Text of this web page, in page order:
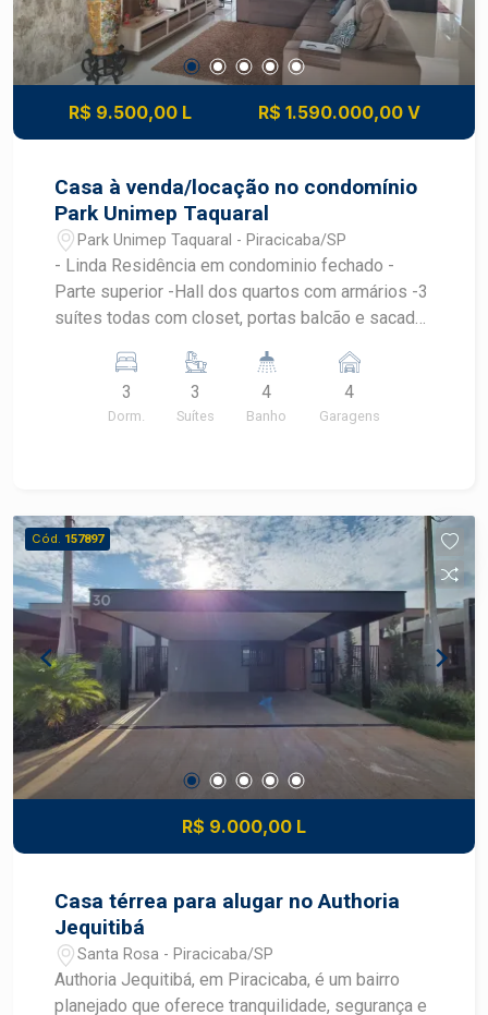
R$ 9.500,00 L R$ 1.590.000,00 V
Casa à venda/locação no condomínio
Park Unimep Taquaral
Park Unimep Taquaral - Piracicaba/SP
- Linda Residência em condominio fechado -
Parte superior -Hall dos quartos com armários -3
suítes todas com closet, portas balcão e sacada,
Cozinha/sala/área gourmet tudo junto, ambiente
climatizado -lavabo com papel de parede
importado, dispensa, 1 ilha com Cooktop 1 ilha de
em vidro blindex, com pia e armário. Lavanderia
com armários e corretor se entrada lateral
coberto. Garagem coberta para 2 carros + 2
descobertos.
3
Dorm.
3
Suítes
4
Banho
4
Garagens
Cód. 157897
R$ 9.000,00 L
Casa térrea para alugar no Authoria
Jequitibá
Santa Rosa - Piracicaba/SP
Authoria Jequitibá, em Piracicaba, é um bairro
planejado que oferece tranquilidade, segurança e